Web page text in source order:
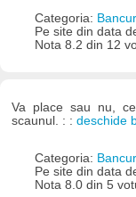
Categoria:
Pe site din data
Nota 8.2 din 12
Va place sau nu,
scaunul. : :deschide
Categoria:
Pe site din data
Nota 8.0 din 5